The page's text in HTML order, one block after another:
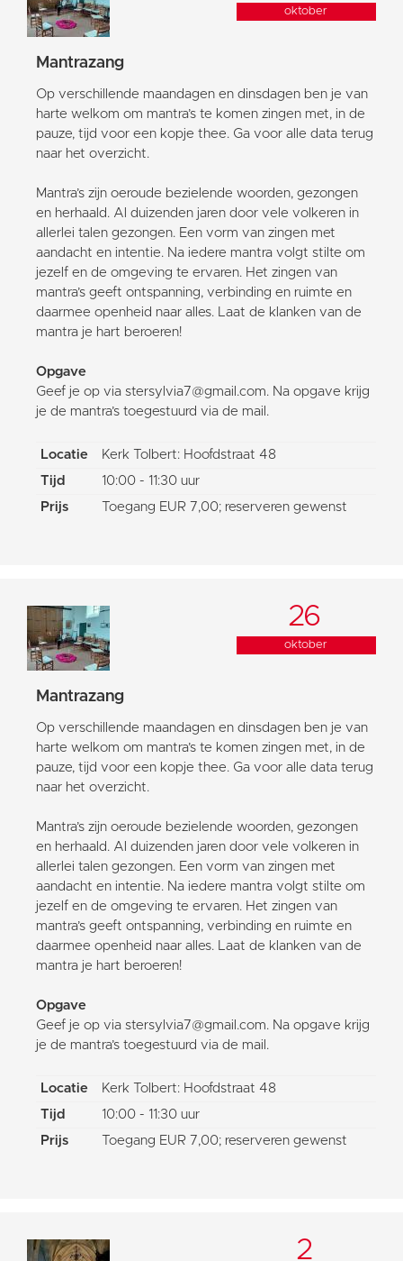
oktober
Mantrazang
Op verschillende maandagen en dinsdagen ben je van
harte welkom om mantra’s te komen zingen met, in de
pauze, tijd voor een kopje thee. Ga voor alle data terug
naar het overzicht.
Mantra’s zijn oeroude bezielende woorden, gezongen
en herhaald. Al duizenden jaren door vele volkeren in
allerlei talen gezongen. Een vorm van zingen met
aandacht en intentie. Na iedere mantra volgt stilte om
jezelf en de omgeving te ervaren. Het zingen van
mantra’s geeft ontspanning, verbinding en ruimte en
daarmee openheid naar alles. Laat de klanken van de
mantra je hart beroeren!
Opgave
Geef je op via stersylvia7@gmail.com. Na opgave krijg
je de mantra’s toegestuurd via de mail.
Locatie
Kerk Tolbert: Hoofdstraat 48
Tijd
10:00 - 11:30 uur
Prijs
Toegang EUR 7,00; reserveren gewenst
26
oktober
Mantrazang
Op verschillende maandagen en dinsdagen ben je van
harte welkom om mantra’s te komen zingen met, in de
pauze, tijd voor een kopje thee. Ga voor alle data terug
naar het overzicht.
Mantra’s zijn oeroude bezielende woorden, gezongen
en herhaald. Al duizenden jaren door vele volkeren in
allerlei talen gezongen. Een vorm van zingen met
aandacht en intentie. Na iedere mantra volgt stilte om
jezelf en de omgeving te ervaren. Het zingen van
mantra’s geeft ontspanning, verbinding en ruimte en
daarmee openheid naar alles. Laat de klanken van de
mantra je hart beroeren!
Opgave
Geef je op via stersylvia7@gmail.com. Na opgave krijg
je de mantra’s toegestuurd via de mail.
Locatie
Kerk Tolbert: Hoofdstraat 48
Tijd
10:00 - 11:30 uur
Prijs
Toegang EUR 7,00; reserveren gewenst
2